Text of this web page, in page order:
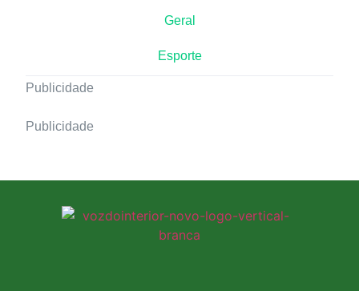
Geral
Esporte
Publicidade
Publicidade